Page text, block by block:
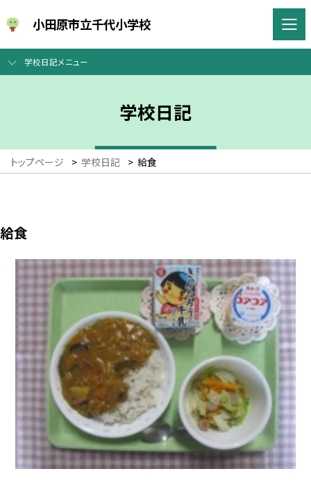
小田原市立千代小学校
学校日記メニュー
学校日記
トップページ > 学校日記 > 給食
給食